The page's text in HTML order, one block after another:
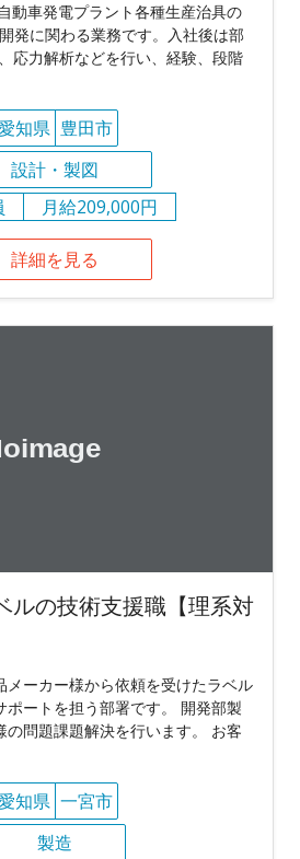
動車発電プラント各種生産治具の
発に関わる業務です。入社後は部
応力解析などを行い、経験、段階
知県 豊田市
設計・製図
月給209,000円
詳細を見る
ルの技術支援職【理系対
メーカー様から依頼を受けたラベル
ポートを担う部署です。 開発部製
の問題課題解決を行います。 お客
知県 一宮市
製造